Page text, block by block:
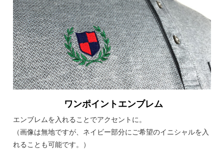
ワンポイントエンブレム
エンブレムを入れることでアクセントに。
（画像は無地ですが、ネイビー部分にご希望のイニシャルを入
れることも可能です。）